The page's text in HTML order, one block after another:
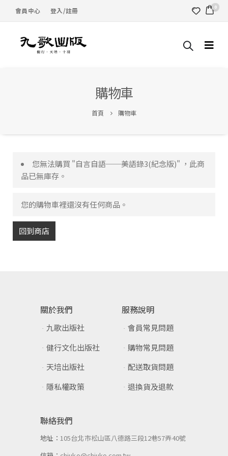
會員中心 登入/註冊 0
購物車
首頁 購物車
您無法購買 "自言自語──美語錄3(紀念版)" ，此商
品已無庫存。
您的購物車裡還沒有任何商品。
回到商店
關於我們
九歌出版社
健行文化出版社
天培出版社
隱私權政策
服務說明
會員常見問題
購物常見問題
配送取貨問題
退換貨及退款
聯絡我們
地址：105台北市松山區八德路三段12巷57弄40號